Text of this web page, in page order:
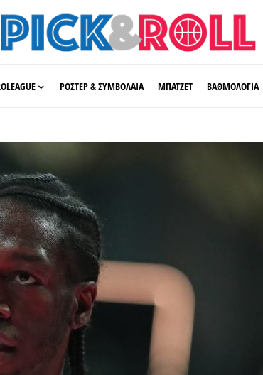
ΡΟΣΤΕΡ & ΣΥΜΒΟΛΑΙΑ ΜΠΑΤΖΕΤ ΒΑΘΜΟΛΟΓΙΑ